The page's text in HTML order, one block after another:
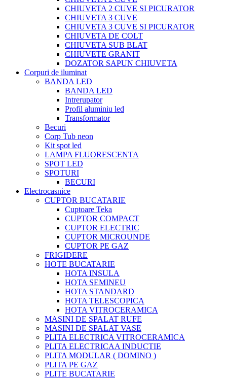
CHIUVETA 2 CUVE SI PICURATOR
CHIUVETA 3 CUVE
CHIUVETA 3 CUVE SI PICURATOR
CHIUVETA DE COLT
CHIUVETA SUB BLAT
CHIUVETE GRANIT
DOZATOR SAPUN CHIUVETA
Corpuri de iluminat
BANDA LED
BANDA LED
Intrerupator
Profil aluminiu led
Transformator
Becuri
Corp Tub neon
Kit spot led
LAMPA FLUORESCENTA
SPOT LED
SPOTURI
BECURI
Electrocasnice
CUPTOR BUCATARIE
Cuptoare Teka
CUPTOR COMPACT
CUPTOR ELECTRIC
CUPTOR MICROUNDE
CUPTOR PE GAZ
FRIGIDERE
HOTE BUCATARIE
HOTA INSULA
HOTA SEMINEU
HOTA STANDARD
HOTA TELESCOPICA
HOTA VITROCERAMICA
MASINI DE SPALAT RUFE
MASINI DE SPALAT VASE
PLITA ELECTRICA VITROCERAMICA
PLITA ELECTRICAA INDUCTIE
PLITA MODULAR ( DOMINO )
PLITA PE GAZ
PLITE BUCATARIE